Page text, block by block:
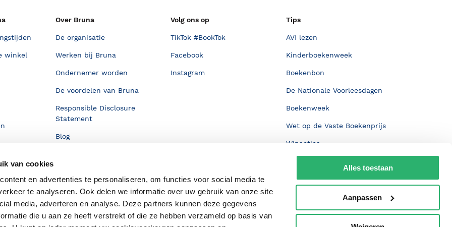
van cookies
en advertenties te personaliseren, om functies voor social media te
te analyseren. Ook delen we informatie over uw gebruik van onze site
media, adverteren en analyse. Deze partners kunnen deze gegevens
die u aan ze heeft verstrekt of die ze hebben verzameld op basis van
Alles toestaan
Aanpassen
winkel
Over Bruna
De organisatie
Werken bij Bruna
Ondernemer worden
De voordelen van Bruna
Responsible Disclosure
Statement
Blog
Volg ons op
TikTok #BookTok
Facebook
Instagram
Tips
AVI lezen
Kinderboekenweek
Boekenbon
De Nationale Voorleesdagen
Boekenweek
Wet op de Vaste Boekenprijs
Winacties